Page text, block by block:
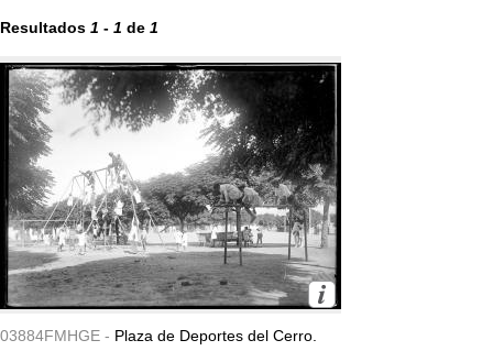
Resultados 1 - 1 de 1
03884FMHGE - Plaza de Deportes del Cerro.